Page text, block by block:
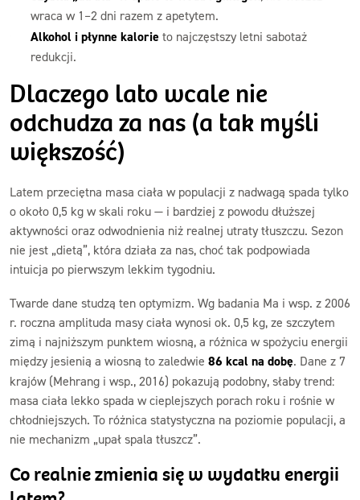
wraca w 1–2 dni razem z apetytem.
Alkohol i płynne kalorie to najczęstszy letni sabotaż
redukcji.
Dlaczego lato wcale nie
odchudza za nas (a tak myśli
większość)
Latem przeciętna masa ciała w populacji z nadwagą spada tylko
o około 0,5 kg w skali roku — i bardziej z powodu dłuższej
aktywności oraz odwodnienia niż realnej utraty tłuszczu. Sezon
nie jest „dietą”, która działa za nas, choć tak podpowiada
intuicja po pierwszym lekkim tygodniu.
Twarde dane studzą ten optymizm. Wg badania Ma i wsp. z 2006
r. roczna amplituda masy ciała wynosi ok. 0,5 kg, ze szczytem
zimą i najniższym punktem wiosną, a różnica w spożyciu energii
między jesienią a wiosną to zaledwie 86 kcal na dobę. Dane z 7
krajów (Mehrang i wsp., 2016) pokazują podobny, słaby trend:
masa ciała lekko spada w cieplejszych porach roku i rośnie w
chłodniejszych. To różnica statystyczna na poziomie populacji, a
nie mechanizm „upał spala tłuszcz”.
Co realnie zmienia się w wydatku energii